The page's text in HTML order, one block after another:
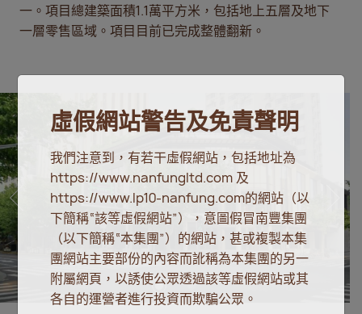
一。項目總建築面積1.1萬平方米，包括地上五層及地下
一層零售區域。項目目前已完成整體翻新。
虛假網站警告及免責聲明
我們注意到，有若干虛假網站，包括地址為
https://www.nanfungltd.com 及
https://www.lp10-nanfung.com的網站（以
下簡稱“該等虛假網站”），意圖假冒南豐集團
（以下簡稱“本集團”）的網站，甚或複製本集
團網站主要部份的內容而訛稱為本集團的另一
附屬網頁，以誘使公眾透過該等虛假網站或其
各自的運營者進行投資而欺騙公眾。